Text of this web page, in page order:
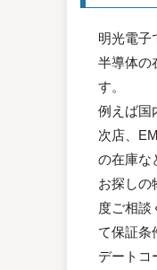
明光電子
半導体の
す。
例えば国
次店、
の在庫な
お探しの
度ご相談
て保証条
デートコ